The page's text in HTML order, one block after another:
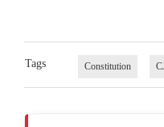
Tags Constitution